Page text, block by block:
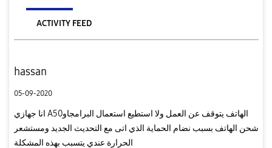
ACTIVITY FEED
hassan
05-09-2020
انا جهازي A50الهاتف يتوقف عن العمل ولا استطيع استعمال البرامجاو
شحن الهاتف بسبب نضام الحماية الذي اتى مع التحديث الجديد ومستشعر
الحرارة عندي يتسبب بهذه المشكلة